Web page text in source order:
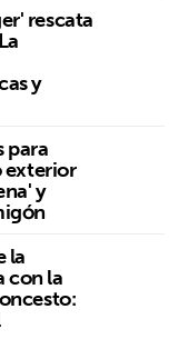
rescata
y
para
exterior
y
la
con la